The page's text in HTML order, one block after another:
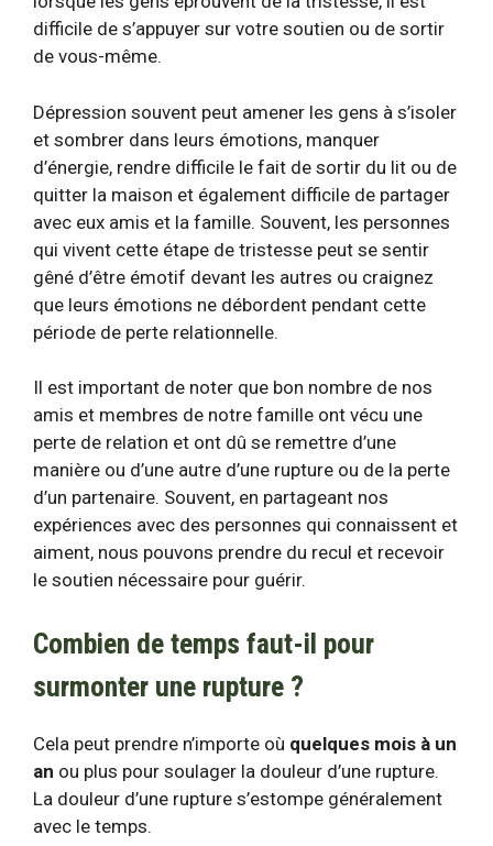
difficile de s’appuyer sur votre soutien ou de sortir
de vous-même.
Dépression souvent peut amener les gens à s’isoler
et sombrer dans leurs émotions, manquer
d’énergie, rendre difficile le fait de sortir du lit ou de
quitter la maison et également difficile de partager
avec eux amis et la famille. Souvent, les personnes
qui vivent cette étape de tristesse peut se sentir
gêné d’être émotif devant les autres ou craignez
que leurs émotions ne débordent pendant cette
période de perte relationnelle.
Il est important de noter que bon nombre de nos
amis et membres de notre famille ont vécu une
perte de relation et ont dû se remettre d’une
manière ou d’une autre d’une rupture ou de la perte
d’un partenaire. Souvent, en partageant nos
expériences avec des personnes qui connaissent et
aiment, nous pouvons prendre du recul et recevoir
le soutien nécessaire pour guérir.
Combien de temps faut-il pour
surmonter une rupture ?
Cela peut prendre n’importe où quelques mois à un
an ou plus pour soulager la douleur d’une rupture.
La douleur d’une rupture s’estompe généralement
avec le temps.